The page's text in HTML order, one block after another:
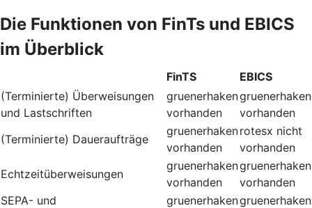
Die Funktionen von FinTs und EBICS
im Überblick
FinTS
EBICS
(Terminierte) Überweisungen
und Lastschriften
gruenerhaken
vorhanden
gruenerhaken
vorhanden
(Terminierte) Daueraufträge
gruenerhaken
vorhanden
rotesx nicht
vorhanden
Echtzeitüberweisungen
gruenerhaken
vorhanden
gruenerhaken
vorhanden
SEPA- und
gruenerhakengruenerhaken